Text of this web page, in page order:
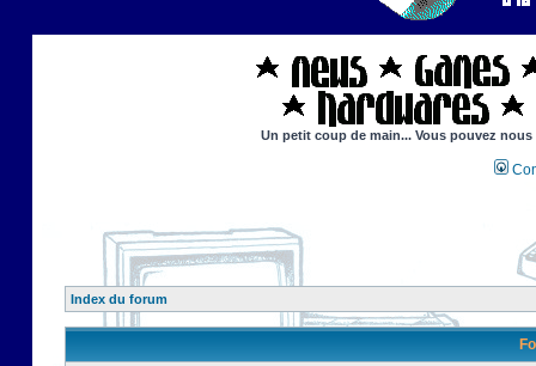
Un petit coup de main... Vous pouvez
Index du forum